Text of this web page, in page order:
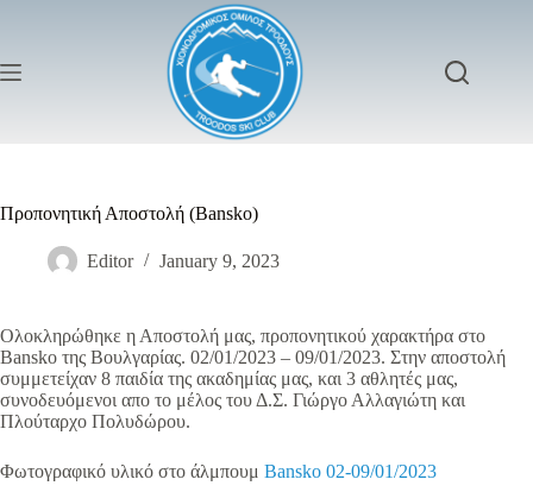
Προπονητική Αποστολή (Bansko)
Editor January 9, 2023
Ολοκληρώθηκε η Αποστολή μας, προπονητικού χαρακτήρα στο
Bansko της Βουλγαρίας. 02/01/2023 – 09/01/2023. Στην αποστολή
συμμετείχαν 8 παιδία της ακαδημίας μας, και 3 αθλητές μας,
συνοδευόμενοι απο το μέλος του Δ.Σ. Γιώργο Αλλαγιώτη και
Πλούταρχο Πολυδώρου.
Φωτογραφικό υλικό στο άλμπουμ Bansko 02-09/01/2023